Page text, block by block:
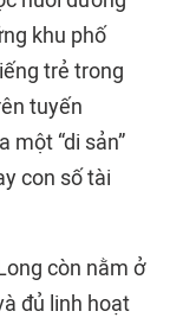
khu phố
trẻ trong
tuyến
một “di sản”
con số tài
còn nằm ở
đủ linh hoạt